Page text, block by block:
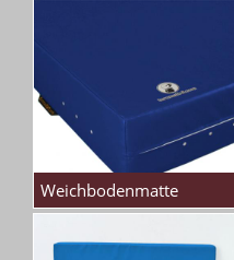
Weichbodenmatte